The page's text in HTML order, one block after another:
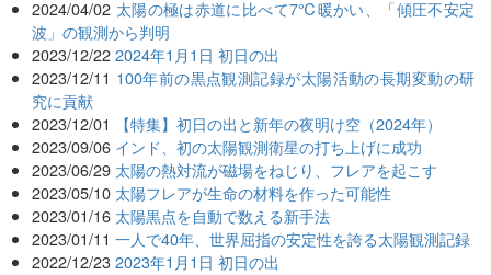
2024/04/02 太陽の極は赤道に比べて7℃暖かい、「傾圧不安定
波」の観測から判明
2023/12/22 2024年1月1日 初日の出
2023/12/11 100年前の黒点観測記録が太陽活動の長期変動の研
究に貢献
2023/12/01
【特集】初日の出と新年の夜明け空（2024年）
2023/09/06 インド、初の太陽観測衛星の打ち上げに成功
2023/06/29 太陽の熱対流が磁場をねじり、フレアを起こす
2023/05/10 太陽フレアが生命の材料を作った可能性
2023/01/16 太陽黒点を自動で数える新手法
2023/01/11 一人で40年、世界屈指の安定性を誇る太陽観測記録
2022/12/23 2023年1月1日 初日の出